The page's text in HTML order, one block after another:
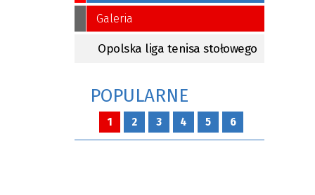
Galeria
Opolska liga tenisa stołowego
POPULARNE
1 2 3 4 5 6